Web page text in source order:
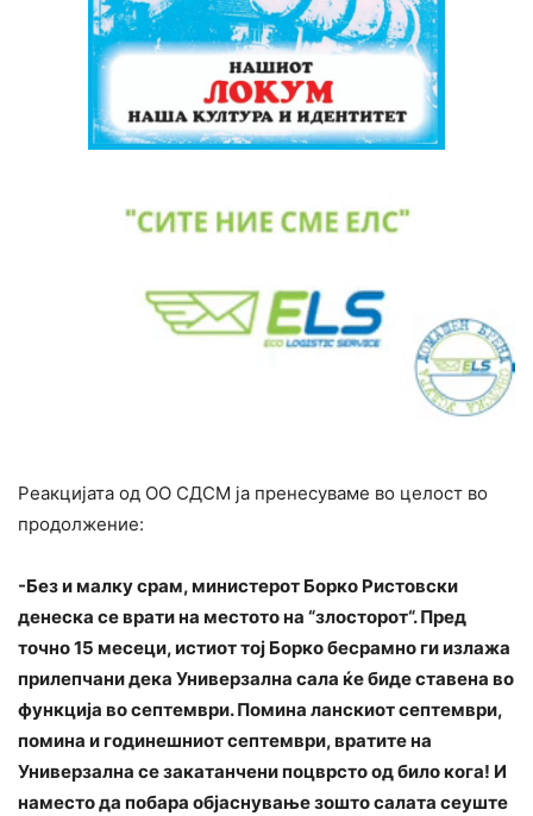
Реакцијата од ОО СДСМ ја пренесуваме во целост во
продолжение:
-Без и малку срам, министерот Борко Ристовски
денеска се врати на местото на “злосторот“. Пред
точно 15 месеци, истиот тој Борко бесрамно ги излажа
прилепчани дека Универзална сала ќе биде ставена во
функција во септември. Помина ланскиот септември,
помина и годинешниот септември, вратите на
Универзална се закатанчени поцврсто од било кога! И
наместо да побара објаснување зошто салата сеуште